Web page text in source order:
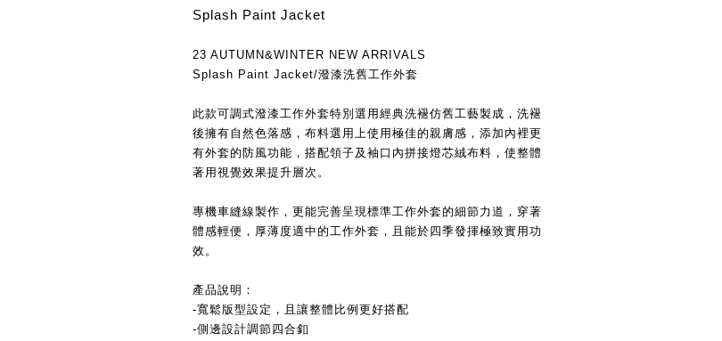
Splash Paint Jacket
23 AUTUMN&WINTER NEW ARRIVALS
Splash Paint Jacket/潑漆洗舊工作外套
此款可調式潑漆工作外套特別選用經典洗褪仿舊工藝製成，洗褪
後擁有自然色落感，布料選用上使用極佳的親膚感，添加內裡更
有外套的防風功能，搭配領子及袖口內拼接燈芯絨布料，使整體
著用視覺效果提升層次。
專機車縫線製作，更能完善呈現標準工作外套的細節力道，穿著
體感輕便，厚薄度適中的工作外套，且能於四季發揮極致實用功
效。
產品說明：
-寬鬆版型設定，且讓整體比例更好搭配
-側邊設計調節四合釦